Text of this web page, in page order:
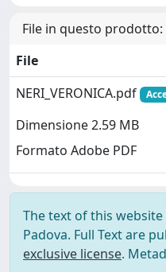
File in questo prodotto:
File
NERI_VERONICA.pdf
Dimensione 2.59 MB
Formato Adobe PDF
The text of this
Padova. Full Text are
exclusive license.